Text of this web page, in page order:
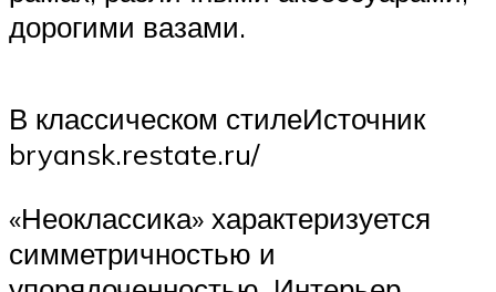
дорогими вазами.
В классическом стилеИсточник
bryansk.restate.ru/
«Неоклассика» характеризуется
симметричностью и